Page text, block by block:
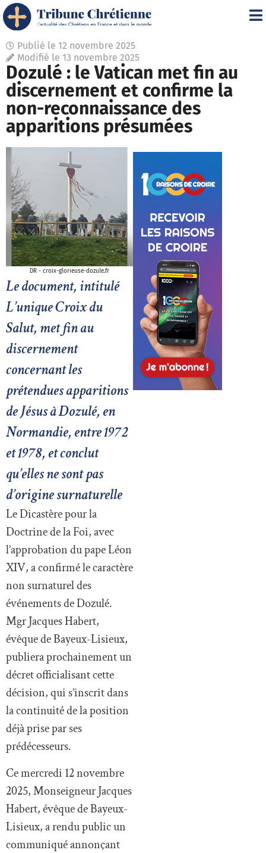
Publié le 12 novembre 2025
Modifié le 13 novembre 2025
Dozulé : le Vatican met fin au
discernement et confirme la
non-reconnaissance des
apparitions présumées
DR - croix-glorieuse-dozule.fr
Le document, intitulé
L’unique Croix du
Salut, met fin au
discernement
concernant les
prétendues apparitions
de Jésus à Dozulé, en
Normandie, entre 1972
et 1978, et conclut
qu’elles ne sont pas
d’origine surnaturelle
Le Dicastère pour la
Doctrine de la Foi, avec
l’approbation du pape Léon
XIV, a confirmé le caractère
non surnaturel des
événements de Dozulé.
Mgr Jacques Habert,
évêque de Bayeux-Lisieux,
publiera prochainement un
décret officialisant cette
décision, qui s’inscrit dans
la continuité de la position
déjà prise par ses
prédécesseurs.
Ce mercredi 12 novembre
2025, Monseigneur Jacques
Habert, évêque de Bayeux-
Lisieux, a rendu public un
communiqué annonçant